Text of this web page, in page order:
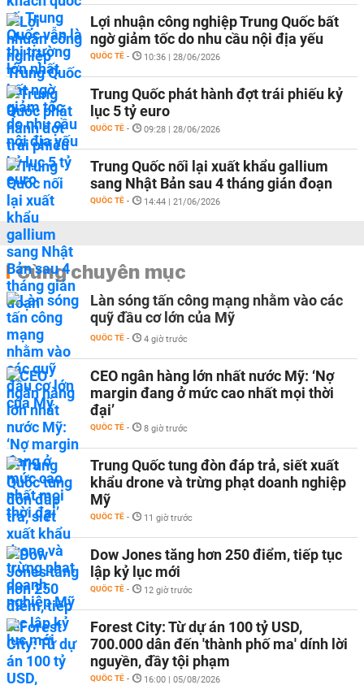
Lợi nhuận công nghiệp Trung Quốc bất
ngờ giảm tốc do nhu cầu nội địa yếu
QUỐC TẾ - 10:36 | 28/06/2026
Trung Quốc phát hành đợt trái phiếu kỷ
lục 5 tỷ euro
QUỐC TẾ - 09:28 | 28/06/2026
Trung Quốc nối lại xuất khẩu gallium
sang Nhật Bản sau 4 tháng gián đoạn
QUỐC TẾ - 14:44 | 21/06/2026
Cùng chuyên mục
Làn sóng tấn công mạng nhằm vào các
quỹ đầu cơ lớn của Mỹ
QUỐC TẾ - 4 giờ trước
CEO ngân hàng lớn nhất nước Mỹ: ‘Nợ
margin đang ở mức cao nhất mọi thời
đại’
QUỐC TẾ - 8 giờ trước
Trung Quốc tung đòn đáp trả, siết xuất
khẩu drone và trừng phạt doanh nghiệp
Mỹ
QUỐC TẾ - 11 giờ trước
Dow Jones tăng hơn 250 điểm, tiếp tục
lập kỷ lục mới
QUỐC TẾ - 12 giờ trước
Forest City: Từ dự án 100 tỷ USD,
700.000 dân đến 'thành phố ma' dính lời
nguyền, đầy tội phạm
QUỐC TẾ - 16:00 | 05/08/2026